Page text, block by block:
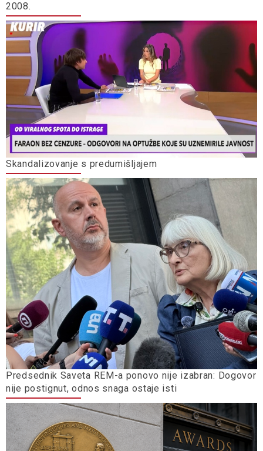
2008.
Skandalizovanje s predumišljajem
Predsednik Saveta REM-a ponovo nije izabran: Dogovor
nije postignut, odnos snaga ostaje isti